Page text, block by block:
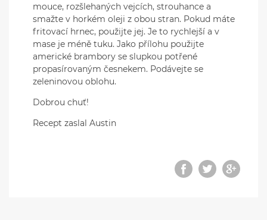
mouce, rozšlehaných vejcích, strouhance a
smažte v horkém oleji z obou stran. Pokud máte
fritovací hrnec, použijte jej. Je to rychlejší a v
mase je méně tuku. Jako přílohu použijte
americké brambory se slupkou potřené
propasírovaným česnekem. Podávejte se
zeleninovou oblohu.
Dobrou chuť!
Recept zaslal Austin